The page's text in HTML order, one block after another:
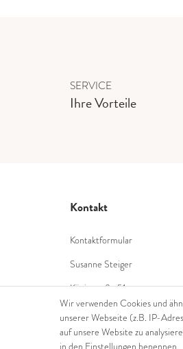
SERVICE
Ihre Vorteile
Kontakt
Kontaktformular
Susanne Steiger
Königstraße 51
53332 Bornheim
Tel.: 022229397468
Wir verwenden Cookies und
unserer Webseite (z.B. IP-
auf unsere Website zu